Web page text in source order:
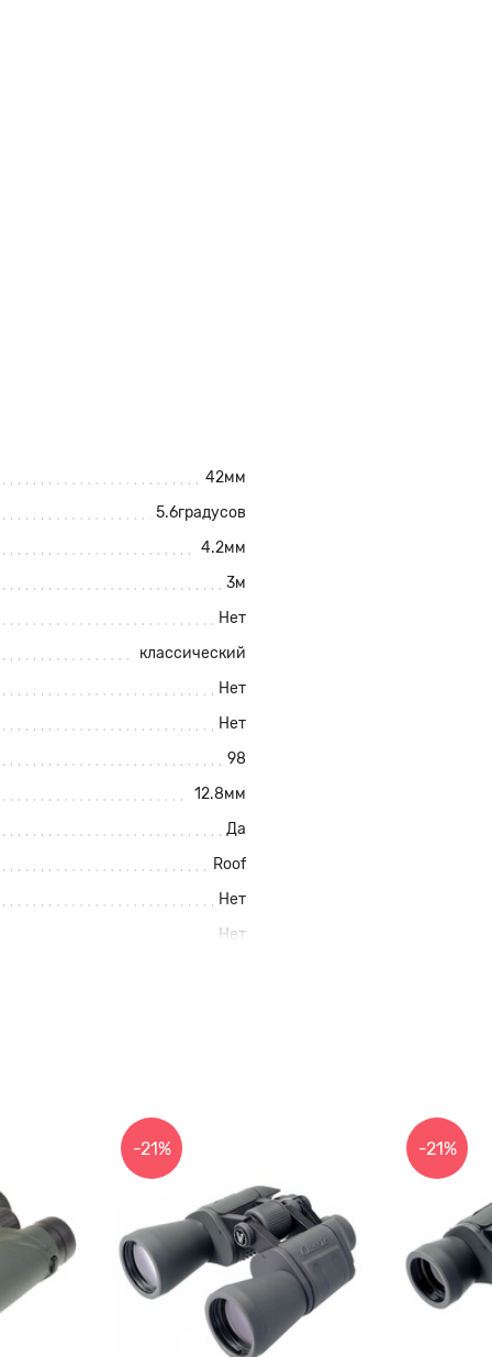
42мм
5.6градусов
4.2мм
3м
Нет
классический
Нет
Нет
98
12.8мм
Да
Roof
Нет
Нет
5.6градусов
98
14,4 х 12,8 х 5,4 см
509г
-21% -21%